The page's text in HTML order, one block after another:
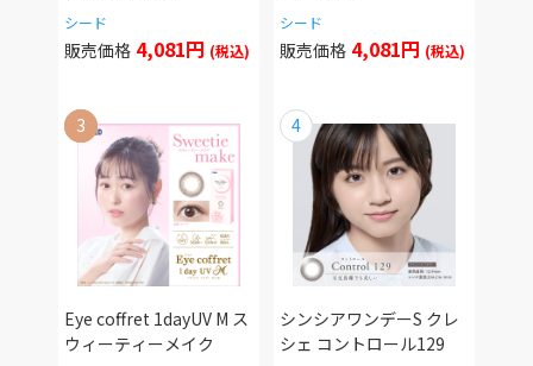
シード
4,081円
シード
4,081円
Eye coffret 1dayUV M ス
ウィーティーメイク
シンシアワンデーS クレ
シェ コントロール129